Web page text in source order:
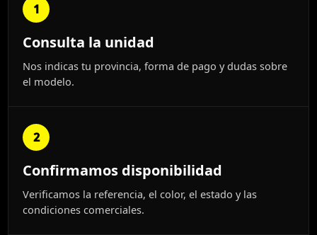
1
Consulta la unidad
Nos indicas tu provincia, forma de pago y dudas sobre
el modelo.
2
Confirmamos disponibilidad
Verificamos la referencia, el color, el estado y las
condiciones comerciales.